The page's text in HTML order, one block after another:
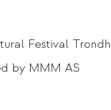
Festival
by MMM AS